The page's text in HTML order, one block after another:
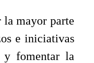
la mayor parte
e iniciativas
fomentar la